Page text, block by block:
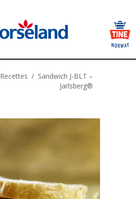
Recettes / Sandwich J-BLT –
Jarlsberg®